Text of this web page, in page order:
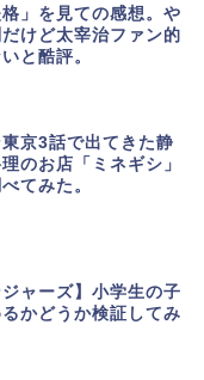
」を見ての感想。や
けど太宰治ファン的
と酷評。
京3話で出てきた静
のお店「ミネギシ」
てみた。
ジャーズ】小学生の子
かどうか検証してみ